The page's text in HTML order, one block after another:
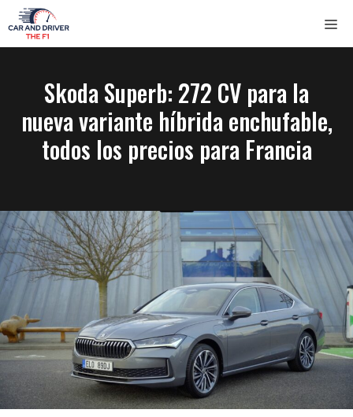
Saltar
al
contenido
Skoda Superb: 272 CV para la
nueva variante híbrida enchufable,
todos los precios para Francia